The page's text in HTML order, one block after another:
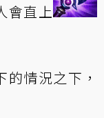
會直上
情況之下，